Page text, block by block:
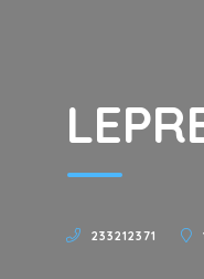
233212371